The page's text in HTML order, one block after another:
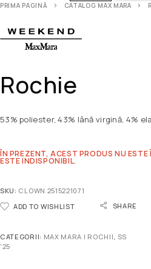
PRIMA PAGINĂ CATALOG MAX MARA
Rochie
53% poliester, 43% lână virgină, 4%
ÎN PREZENT, ACEST PRODUS NU ESTE
ESTE INDISPONIBIL.
SKU: CLOWN 2515221071
ADD TO WISHLIST
SHARE
CATEGORII: MAX MARA | ROCHII, SS
'25